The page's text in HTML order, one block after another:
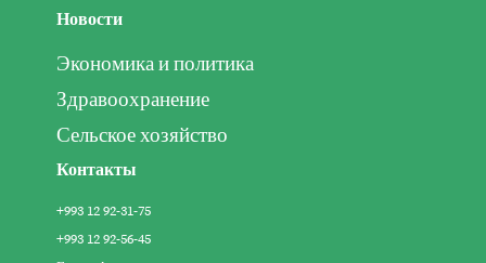
Новости
Экономика и политика
Здравоохранение
Сельское хозяйство
Контакты
+993 12 92-31-75
+993 12 92-56-45